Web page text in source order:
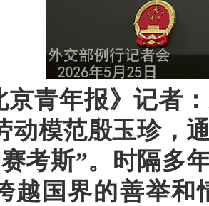
京青年报》记者
动模范殷玉珍，
考斯”。时隔多
越国界的善举和